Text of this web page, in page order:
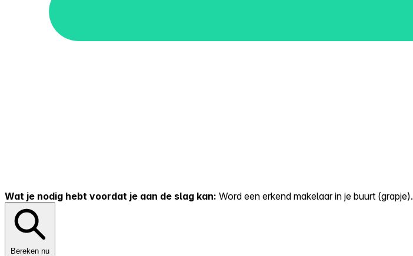
Wat je nodig hebt voordat je aan de slag kan: Word een erkend makelaar in je buurt (grapje).
Bereken nu